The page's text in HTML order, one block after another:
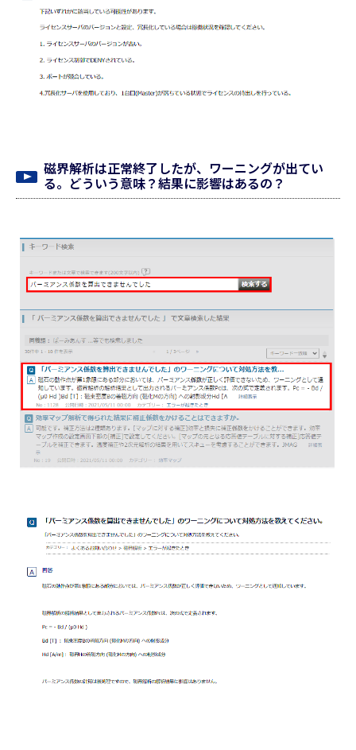
磁界解析は正常終了したが、ワーニングが出てい
る。どういう意味？結果に影響はあるの？